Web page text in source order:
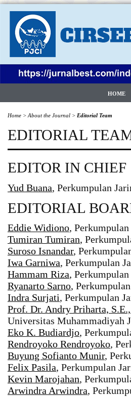
HOME
Home > About the Journal > Editorial Team
EDITORIAL
EDITOR IN CHIEF
Yud Buana, Perkumpulan
EDITORIAL
Eddie Widiono,
Tumiran Tumiran,
Suroso Isnandar,
Iwa Garniwa, Perkumpulan
Hammam Riza,
Ryanarto Sarno,
Indra Surjati, Perkumpulan
Prof. Dr. Andry Priharta,
Universitas Muhammadiyah
Eko K. Budiardjo,
Rendroyoko Rendroyoko,
Buyung Sofianto Munir,
Felix Pasila, Perkumpulan
Kevin Marojahan,
Arwindra Arwindra,